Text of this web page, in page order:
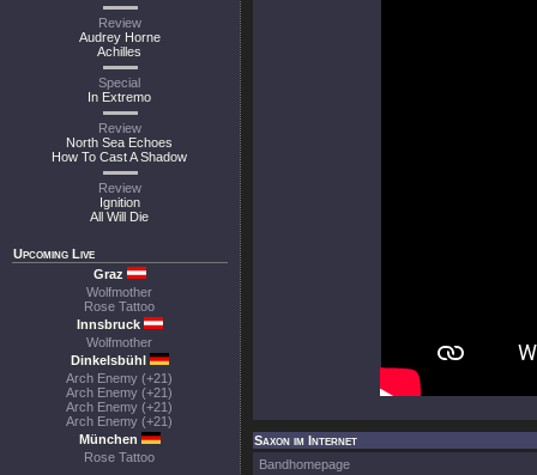
Review
Audrey Horne
Achilles
Special
In Extremo
Review
North Sea Echoes
How To Cast A Shadow
Review
Ignition
All Will Die
Upcoming Live
Graz
Wolfmother
Rose Tattoo
Innsbruck
Wolfmother
Dinkelsbühl
Arch Enemy (+21)
Arch Enemy (+21)
Arch Enemy (+21)
Arch Enemy (+21)
München
Rose Tattoo
Saxon im Internet
Bandhomepage